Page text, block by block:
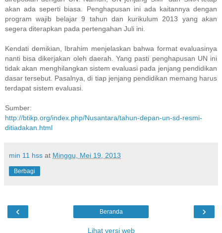
akan ada seperti biasa. Penghapusan ini ada kaitannya dengan
program wajib belajar 9 tahun dan kurikulum 2013 yang akan
segera diterapkan pada pertengahan Juli ini.
Kendati demikian, Ibrahim menjelaskan bahwa format evaluasinya
nanti bisa dikerjakan oleh daerah. Yang pasti penghapusan UN ini
tidak akan menghilangkan sistem evaluasi pada jenjang pendidikan
dasar tersebut. Pasalnya, di tiap jenjang pendidikan memang harus
terdapat sistem evaluasi.
Sumber:
http://btikp.org/index.php/Nusantara/tahun-depan-un-sd-resmi-
ditiadakan.html
min 11 hss at Minggu, Mei 19, 2013
Berbagi
‹ ›
Beranda
Lihat versi web